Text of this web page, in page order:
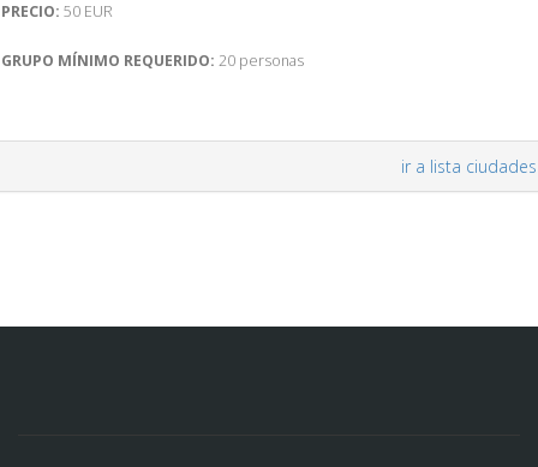
PRECIO: 50 EUR
GRUPO MÍNIMO REQUERIDO: 20 personas
ir a lista ciudades